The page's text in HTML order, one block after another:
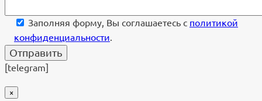
Заполняя форму, Вы соглашаетесь с политикой
конфиденциальности.
[telegram]
×